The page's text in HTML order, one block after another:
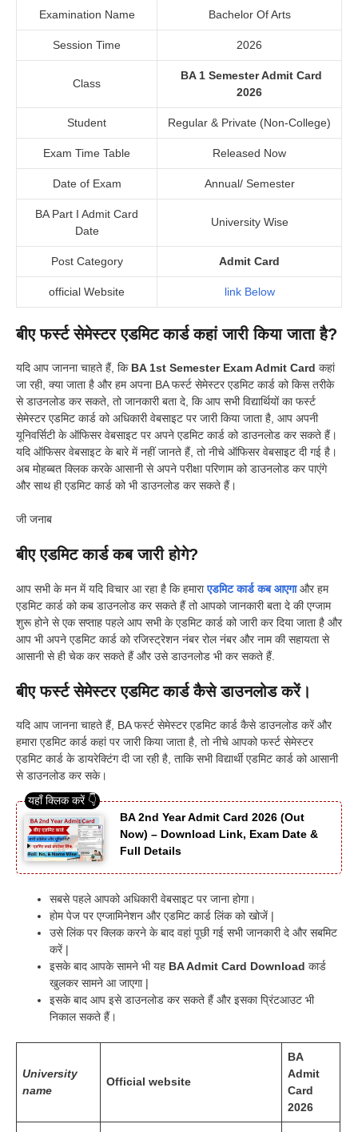
Examination Name Bachelor Of Arts
Session Time 2026
Class
BA 1 Semester Admit Card
2026
Student Regular & Private (Non-College)
Exam Time Table Released Now
Date of Exam Annual/ Semester
BA Part I Admit Card
Date
University Wise
Post Category Admit Card
official Website link Below
बीए फर्स्ट सेमेस्टर एडमिट कार्ड कहां जारी किया जाता है?
यदि आप जानना चाहते हैं, कि BA 1st Semester Exam Admit Card कहां
जा रही, क्या जाता है और हम अपना BA फर्स्ट सेमेस्टर एडमिट कार्ड को किस तरीके
से डाउनलोड कर सकते, तो जानकारी बता दे, कि आप सभी विद्यार्थियों का फर्स्ट
सेमेस्टर एडमिट कार्ड को अधिकारी वेबसाइट पर जारी किया जाता है, आप अपनी
यूनिवर्सिटी के ऑफिसर वेबसाइट पर अपने एडमिट कार्ड को डाउनलोड कर सकते हैं।
यदि ऑफिसर वेबसाइट के बारे में नहीं जानते हैं, तो नीचे ऑफिसर वेबसाइट दी गई है।
अब मोहब्बत क्लिक करके आसानी से अपने परीक्षा परिणाम को डाउनलोड कर पाएंगे
और साथ ही एडमिट कार्ड को भी डाउनलोड कर सकते हैं।
जी जनाब
बीए एडमिट कार्ड कब जारी होगे?
आप सभी के मन में यदि विचार आ रहा है कि हमाराएडमिट कार्ड कब आएगाऔर हम
एडमिट कार्ड को कब डाउनलोड कर सकते हैं तो आपको जानकारी बता दे की एग्जाम
शुरू होने से एक सप्ताह पहले आप सभी के एडमिट कार्ड को जारी कर दिया जाता है और
आप भी अपने एडमिट कार्ड को रजिस्ट्रेशन नंबर रोल नंबर और नाम की सहायता से
आसानी से ही चेक कर सकते हैं और उसे डाउनलोड भी कर सकते हैं.
बीएफर्स्ट सेमेस्टर एडमिट कार्ड कैसे डाउनलोड करें।
यदि आप जानना चाहते हैं, BA फर्स्ट सेमेस्टर एडमिट कार्ड कैसे डाउनलोड करें और
हमारा एडमिट कार्ड कहां पर जारी किया जाता है, तो नीचे आपको फर्स्ट सेमेस्टर
एडमिट कार्ड के डायरेक्टिंग दी जा रही है, ताकि सभी विद्यार्थी एडमिट कार्ड को आसानी
से डाउनलोड कर सके।
BA 2nd Year Admit Card 2026 (Out
Now) – Download Link, Exam Date &
Full Details
सबसे पहले आपको अधिकारी वेबसाइट पर जाना होगा।
होम पेज पर एग्जामिनेशन और एडमिट कार्ड लिंक को खोजें |
उसे लिंक पर क्लिक करने के बाद वहां पूछी गई सभी जानकारी दे और सबमिट
करें |
इसके बाद आपके सामने भी यह BA Admit Card Download कार्ड
खुलकर सामने आ जाएगा |
इसके बाद आप इसे डाउनलोड कर सकते हैं और इसका प्रिंटआउट भी
निकाल सकते हैं।
University
name
Official website
BA
Admit
Card
2026